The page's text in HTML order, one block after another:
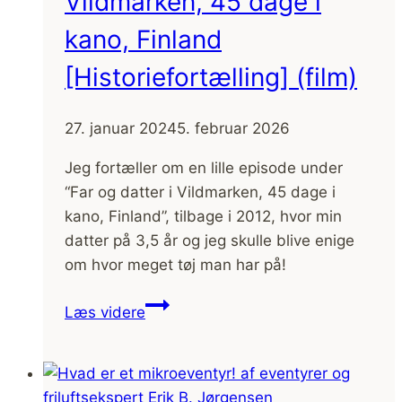
kano, Finland
[Historiefortælling] (film)
27. januar 20245. februar 2026
Jeg fortæller om en lille episode under
“Far og datter i Vildmarken, 45 dage i
kano, Finland”, tilbage i 2012, hvor min
datter på 3,5 år og jeg skulle blive enige
om hvor meget tøj man har på!
Læs videreBørns/Karens
og